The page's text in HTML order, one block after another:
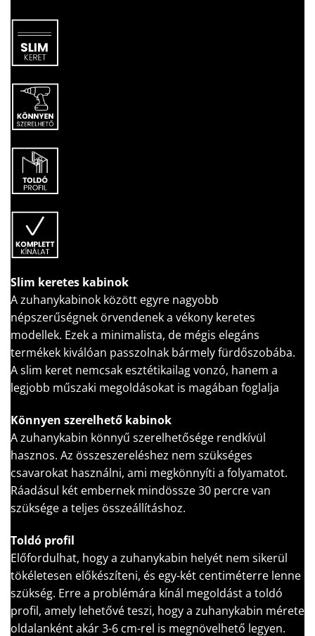
Slim keretes kabinok
A zuhanykabinok között egyre nagyobb
népszerűségnek örvendenek a vékony keretes
modellek. Ezek a minimalista, de mégis elegáns
termékek kiválóan passzolnak bármely fürdőszobába.
A slim keret nemcsak esztétikailag vonzó, hanem a
legjobb műszaki megoldásokat is magában foglalja
Könnyen szerelhető kabinok
A zuhanykabin könnyű szerelhetősége rendkívül
hasznos. Az összeszereléshez nem szükséges
csavarokat használni, ami megkönnyíti a folyamatot.
Ráadásul két embernek mindössze 30 percre van
szüksége a teljes összeállításhoz.
Toldó profil
Előfordulhat, hogy a zuhanykabin helyét nem sikerül
tökéletesen előkészíteni, és egy-két centiméterre lenne
szükség. Erre a problémára kínál megoldást a toldó
profil, amely lehetővé teszi, hogy a zuhanykabin mérete
oldalanként akár 3-6 cm-rel is megnövelhető legyen.